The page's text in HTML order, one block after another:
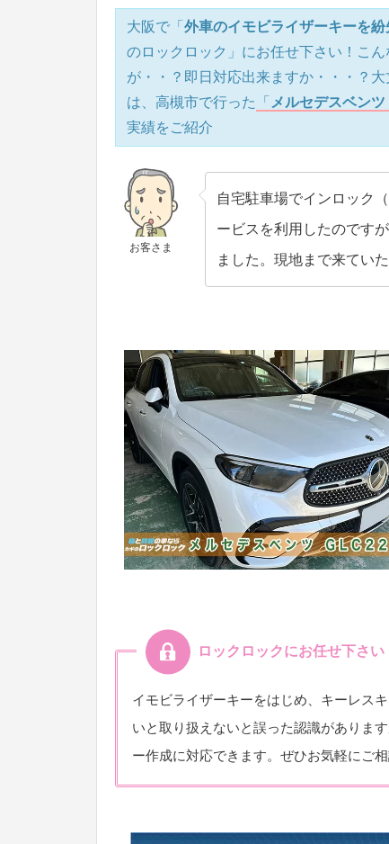
大阪で「 外車のイモビライザーキーを
のロックロック」にお任せ下さい！こ
が・・？即日対応出来ますか・・・？
は、高槻市で行った
「 メルセデスベン
実績をご紹介
お客さま
自宅駐車場でインロック
ービスを利用したのです
ました。現地まで来てい
ロックロックにお任せ下さい
イモビライザーキーをはじめ、キーレス
いと取り扱えないと誤った認識がありま
ー作成に対応できます。ぜひお気軽にご相